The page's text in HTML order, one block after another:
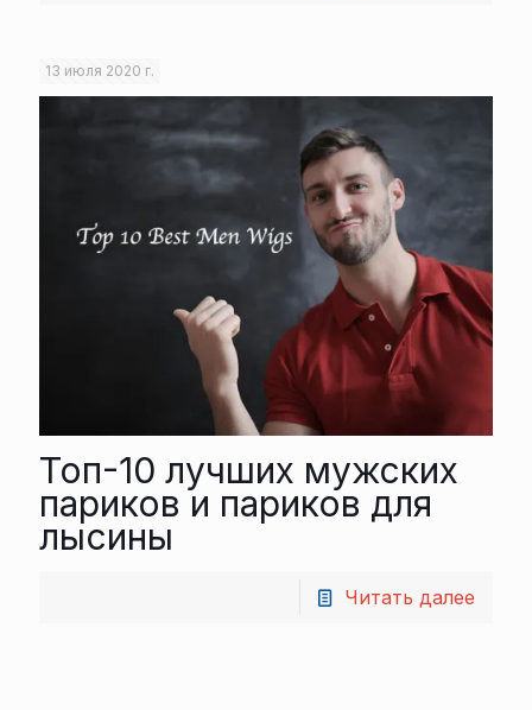
13 июля 2020 г.
Топ-10 лучших мужских
париков и париков для
лысины
Читать далее